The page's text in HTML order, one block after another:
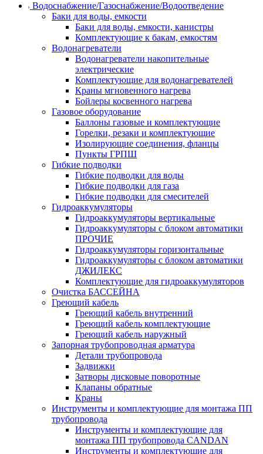
Водоснабжение/Газоснабжение/Водоотведение
Баки для воды, емкости
Баки для воды, емкости, канистры
Комплектующие к бакам, емкостям
Водонагреватели
Водонагреватели накопительные
электрические
Комплектующие для водонагревателей
Краны мгновенного нагрева
Бойлеры косвенного нагрева
Газовое оборудование
Баллоны газовые и комплектующие
Горелки, резаки и комплектующие
Изолирующие соединения, фланцы
Пункты ГРПШ
Гибкие подводки
Гибкие подводки для воды
Гибкие подводки для газа
Гибкие подводки для смесителей
Гидроаккумуляторы
Гидроаккумуляторы вертикальные
Гидроаккумуляторы с блоком автоматики
ПРОЧИЕ
Гидроаккумуляторы горизонтальные
Гидроаккумуляторы с блоком автоматики
ДЖИЛЕКС
Комплектующие для гидроаккумуляторов
Очистка БАССЕЙНА
Греющий кабель
Греющий кабель внутренний
Греющий кабель комплектующие
Греющий кабель наружный
Запорная трубопроводная арматура
Детали трубопровода
Задвижки
Затворы дисковые поворотные
Клапаны обратные
Краны
Инструменты и комплектующие для монтажа ПП
трубопровода
Инструменты и комплектующие для
монтажа ПП трубопровода CANDAN
Инструменты и комплектующие для